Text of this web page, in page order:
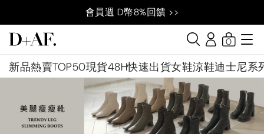
會員週 D幣8%回饋 >>
新品熱賣TOP50現貨48H快速出貨女鞋涼鞋迪士尼系
0